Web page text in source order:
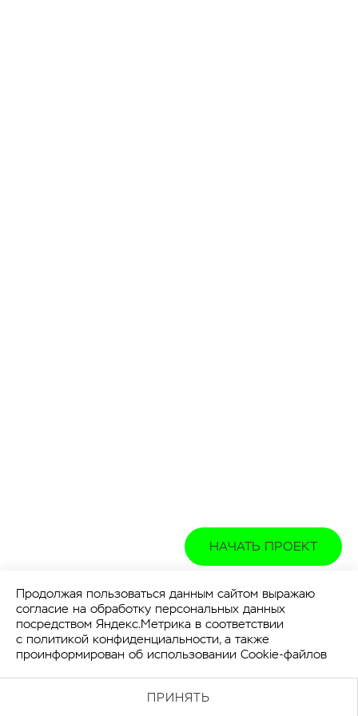
НАЧАТЬ ПРОЕКТ
Продолжая пользоваться данным сайтом выражаю
согласие на обработку персональных данных
посредством Яндекс.Метрика в соответствии
с политикой конфиденциальности, а также
проинформирован об использовании Cookie-файлов
ПРИНЯТЬ